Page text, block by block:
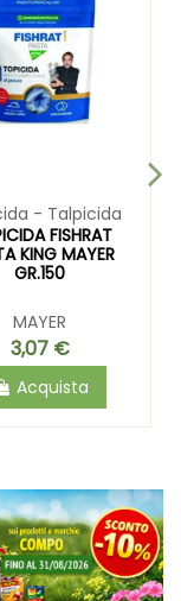
- Talpicida
FISHRAT
KING MAYER
GR.150
MAYER
3,07 €
Acquista